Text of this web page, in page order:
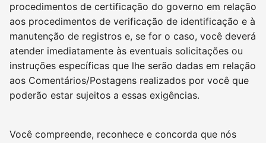
procedimentos de certificação do governo em relação
aos procedimentos de verificação de identificação e à
manutenção de registros e, se for o caso, você deverá
atender imediatamente às eventuais solicitações ou
instruções específicas que lhe serão dadas em relação
aos Comentários/Postagens realizados por você que
poderão estar sujeitos a essas exigências.
Você compreende, reconhece e concorda que nós